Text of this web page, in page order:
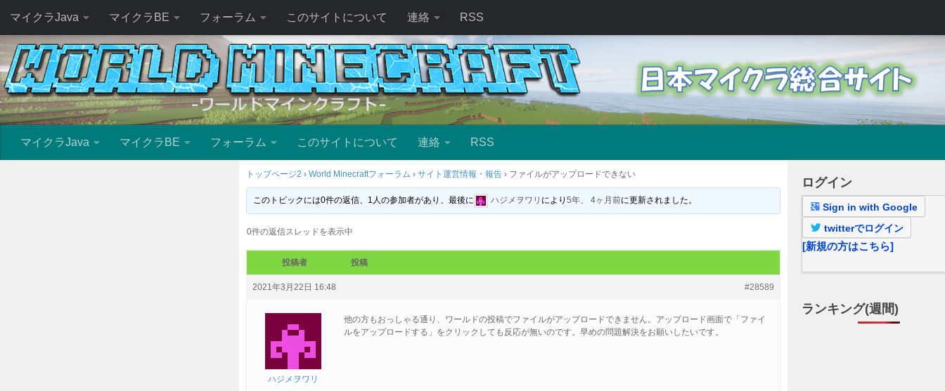
マイクラJava マイクラBE フォーラム このサイトについて 連絡 RSS
マイクラJava マイクラBE フォーラム このサイトについて 連絡 RSS
トップページ2 › World Minecraftフォーラム › サイト運営情報・報告 › ファイルがアップロードできない
このトピックには0件の返信、1人の参加者があり、最後に ハジメヲワリ により5年、 4ヶ月前に更新されました。
0件の返信スレッドを表示中
投稿者 投稿
2021年3月22日 16:48 #28589
ハジメヲワリ
他の方もおっしゃる通り、ワールドの投稿でファイルがアップロードできません。アップロード画面で「ファイ
ルをアップロードする」をクリックしても反応が無いのです。早めの問題解決をお願いしたいです。
ログイン
Sign in with Google
twitterでログイン
[新規の方はこちら]
ランキング(週間)